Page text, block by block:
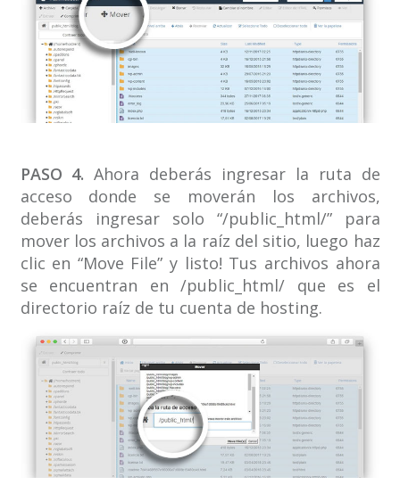
PASO 4. Ahora deberás ingresar la ruta de
acceso donde se moverán los archivos,
deberás ingresar solo “/public_html/” para
mover los archivos a la raíz del sitio, luego haz
clic en “Move File” y listo! Tus archivos ahora
se encuentran en /public_html/ que es el
directorio raíz de tu cuenta de hosting.